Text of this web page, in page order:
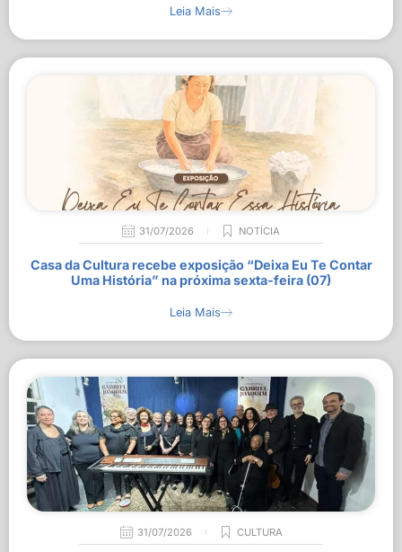
Leia Mais
31/07/2026 NOTÍCIA
Casa da Cultura recebe exposição “Deixa Eu Te Contar
Uma História” na próxima sexta-feira (07)
Leia Mais
31/07/2026 CULTURA